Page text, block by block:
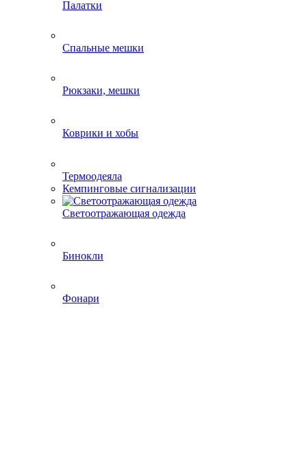
Палатки
Спальные мешки
Рюкзаки, мешки
Коврики и хобы
Термоодеяла
Кемпинговые сигнализации
Светоотражающая одежда
Бинокли
Фонари